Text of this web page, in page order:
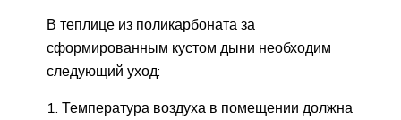
В теплице из поликарбоната за
сформированным кустом дыни необходим
следующий уход:
Температура воздуха в помещении должна